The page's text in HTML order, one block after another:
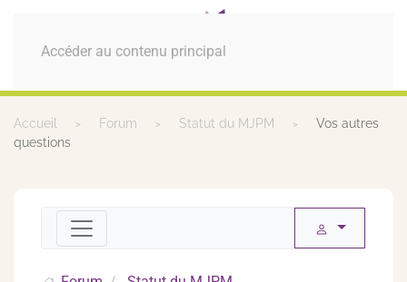
Accéder au contenu principal
MENU
Accueil Forum Statut du MJPM
Vos autres
questions